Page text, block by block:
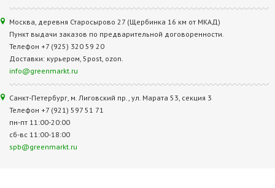
Москва, деревня Старосырово 27 (Щербинка 16 км от МКАД)
Пункт выдачи заказов по предварительной договоренности.
Телефон +7 (925) 320 59 20
Доставки: курьером, 5post, ozon.
info@greenmarkt.ru
Санкт-Петербург, м. Лиговский пр., ул. Марата 53, секция 3
Телефон +7 (921) 597 51 71
пн-пт 11:00-20:00
сб-вс 11:00-18:00
spb@greenmarkt.ru